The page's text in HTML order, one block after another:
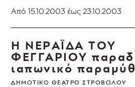
Από 15.10.2003 έως 23.10.2003
Η ΝΕΡΑΪΔΑ ΤΟΥ
ΦΕΓΓΑΡΙΟΥ
ιαπωνικό
ΔΗΜΟΤΙΚΌ ΘΈΑΤΡΟ ΣΤΡΟΒΌΛΟΥ